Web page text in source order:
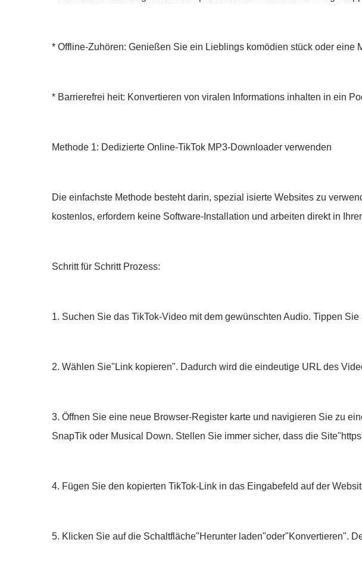
* Offline-Zuhören: Genießen Sie ein Lieblings komödien stück oder eine
* Barrierefrei heit: Konvertieren von viralen Informations inhalten in ein
Methode 1: Dedizierte Online-TikTok MP3-Downloader verwenden
Die einfachste Methode besteht darin, spezial isierte Websites zu
kostenlos, erfordern keine Software-Installation und arbeiten direkt in
Schritt für Schritt Prozess:
1. Suchen Sie das TikTok-Video mit dem gewünschten Audio. Tippen
2. Wählen Sie"Link kopieren". Dadurch wird die eindeutige URL des
3. Öffnen Sie eine neue Browser-Register karte und navigieren Sie zu
SnapTik oder Musical Down. Stellen Sie immer sicher, dass die
4. Fügen Sie den kopierten TikTok-Link in das Eingabefeld auf der
5. Klicken Sie auf die Schaltfläche"Herunter laden"oder"Konvertieren".